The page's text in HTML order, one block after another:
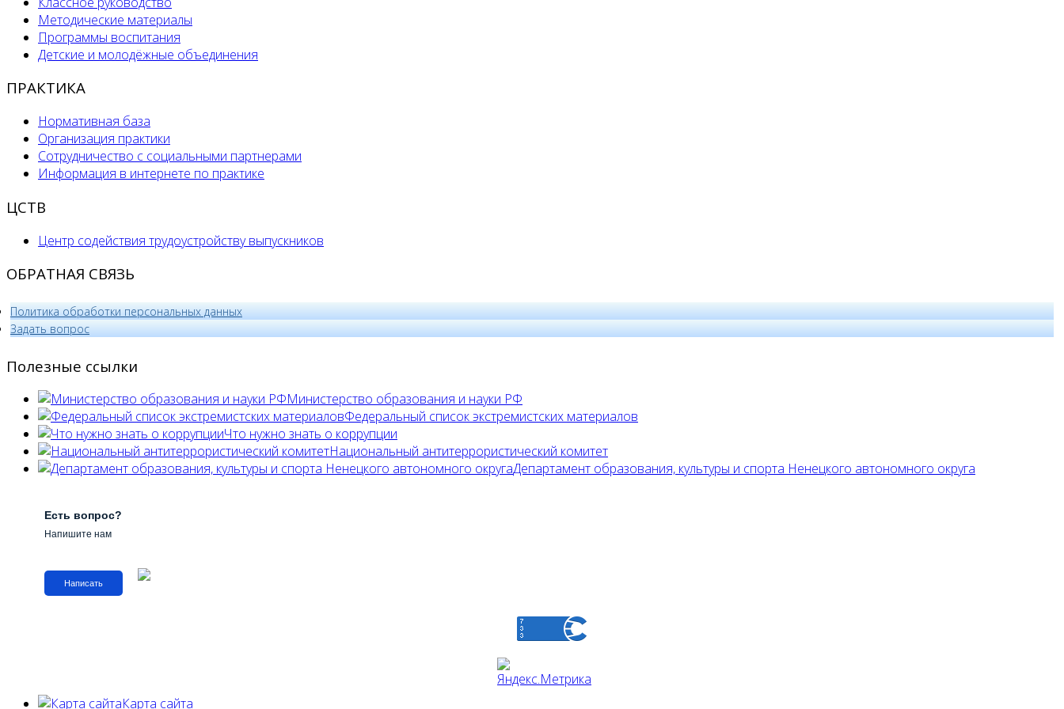
Методические материалы
Программы воспитания
Детские и молодёжные объединения
ПРАКТИКА
Нормативная база
Организация практики
Сотрудничество с социальными партнерами
Информация в интернете по практике
ЦСТВ
Центр содействия трудоустройству выпускников
ОБРАТНАЯ СВЯЗЬ
Политика обработки персональных данных
­Задать вопрос
Полезные ссылки
Министерство образования и науки РФ
Федеральный список экстремистских материалов
Что нужно знать о коррупции
Национальный антитеррористический комитет
Департамент образования, культуры и спорта Ненецкого автономного округа
Есть вопрос?
Напишите нам
Написать
Карта сайта